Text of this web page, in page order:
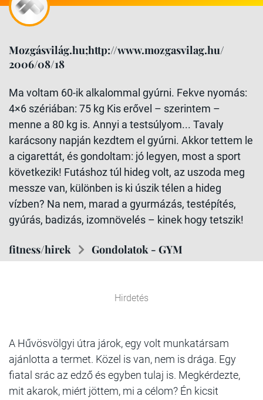
Mozgásvilág.hu;http://www.mozgasvilag.hu/
2006/08/18
Ma voltam 60-ik alkalommal gyúrni. Fekve nyomás:
4×6 szériában: 75 kg Kis erővel – szerintem –
menne a 80 kg is. Annyi a testsúlyom... Tavaly
karácsony napján kezdtem el gyúrni. Akkor tettem le
a cigarettát, és gondoltam: jó legyen, most a sport
következik! Futáshoz túl hideg volt, az uszoda meg
messze van, különben is ki úszik télen a hideg
vízben? Na nem, marad a gyurmázás, testépítés,
gyúrás, badizás, izomnövelés – kinek hogy tetszik!
fitness/hirek Gondolatok - GYM
Hirdetés
A Hűvösvölgyi útra járok, egy volt munkatársam
ajánlotta a termet. Közel is van, nem is drága. Egy
fiatal srác az edző és egyben tulaj is. Megkérdezte,
mit akarok, miért jöttem, mi a célom? Én kicsit